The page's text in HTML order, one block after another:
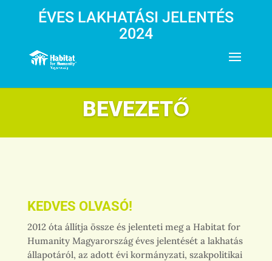
ÉVES LAKHATÁSI JELENTÉS
2024
BEVEZETŐ
KEDVES OLVASÓ!
2012 óta állítja össze és jelenteti meg a Habitat for
Humanity Magyarország éves jelentését a lakhatás
állapotáról, az adott évi kormányzati, szakpolitikai